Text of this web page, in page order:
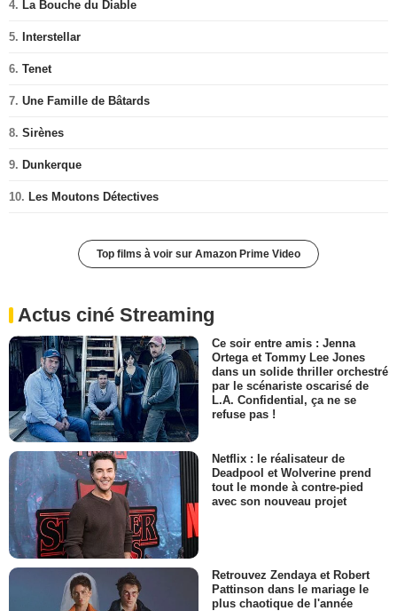
4. La Bouche du Diable
5. Interstellar
6. Tenet
7. Une Famille de Bâtards
8. Sirènes
9. Dunkerque
10. Les Moutons Détectives
Top films à voir sur Amazon Prime Video
Actus ciné Streaming
Ce soir entre amis : Jenna
Ortega et Tommy Lee Jones
dans un solide thriller orchestré
par le scénariste oscarisé de
L.A. Confidential, ça ne se
refuse pas !
Netflix : le réalisateur de
Deadpool et Wolverine prend
tout le monde à contre-pied
avec son nouveau projet
Retrouvez Zendaya et Robert
Pattinson dans le mariage le
plus chaotique de l'année